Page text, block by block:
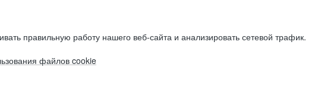
правильную работу нашего веб-сайта и анализировать сетевой трафик.
файлов cookie